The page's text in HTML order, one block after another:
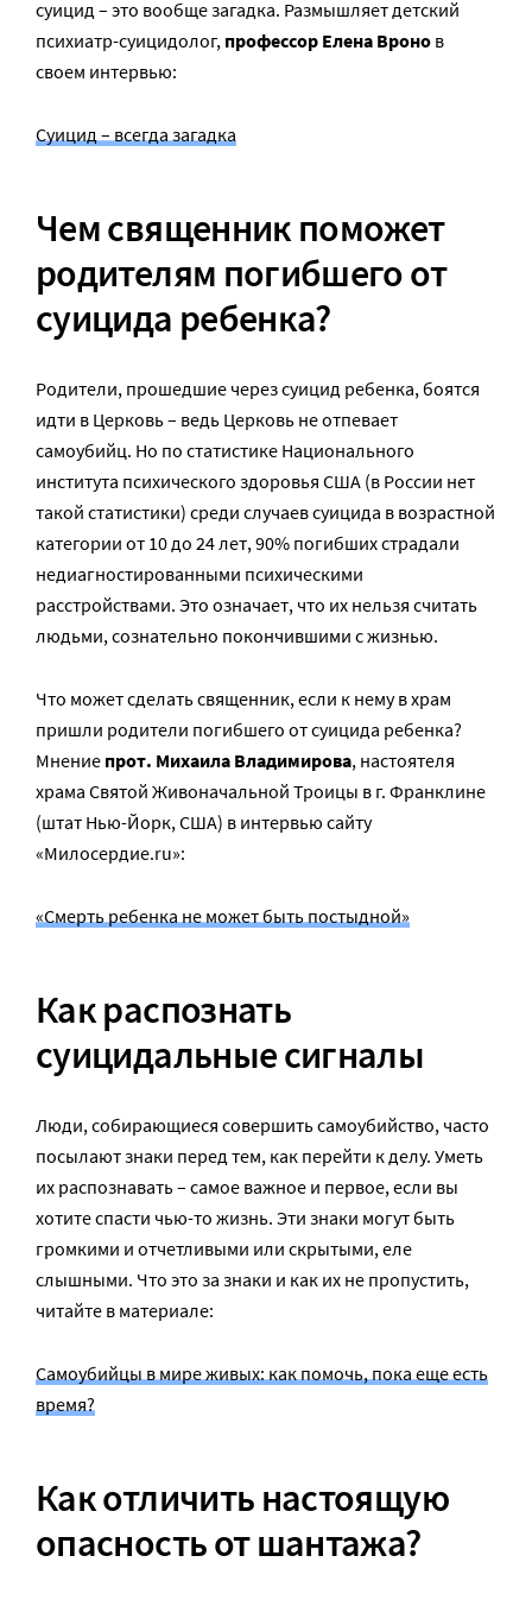
суицид – это вообще загадка. Размышляет детский
психиатр-суицидолог, профессор Елена Вроно в
своем интервью:
Суицид – всегда загадка
Чем священник поможет
родителям погибшего от
суицида ребенка?
Родители, прошедшие через суицид ребенка, боятся
идти в Церковь – ведь Церковь не отпевает
самоубийц. Но по статистике Национального
института психического здоровья США (в России нет
такой статистики) среди случаев суицида в возрастной
категории от 10 до 24 лет, 90% погибших страдали
недиагностированными психическими
расстройствами. Это означает, что их нельзя считать
людьми, сознательно покончившими с жизнью.
Что может сделать священник, если к нему в храм
пришли родители погибшего от суицида ребенка?
Мнение прот. Михаила Владимирова, настоятеля
храма Святой Живоначальной Троицы в г. Франклине
(штат Нью-Йорк, США) в интервью сайту
«Милосердие.ru»:
«Смерть ребенка не может быть постыдной»
Как распознать
суицидальные сигналы
Люди, собирающиеся совершить самоубийство, часто
посылают знаки перед тем, как перейти к делу. Уметь
их распознавать – самое важное и первое, если вы
хотите спасти чью-то жизнь. Эти знаки могут быть
громкими и отчетливыми или скрытыми, еле
слышными. Что это за знаки и как их не пропустить,
читайте в материале:
Самоубийцы в мире живых: как помочь, пока еще есть
время?
Как отличить настоящую
опасность от шантажа?